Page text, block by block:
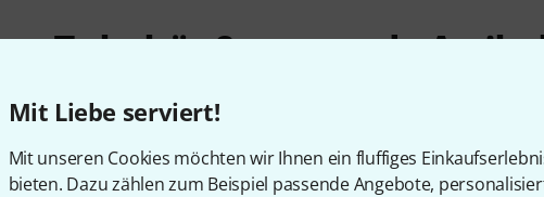
Mit Liebe serviert!
Mit unseren Cookies möchten wir Ihnen ein fluffiges
bieten. Dazu zählen zum Beispiel passende Angebote,
Zubehör & passende